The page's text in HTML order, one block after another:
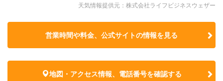
天気情報提供元：株式会社ライフビジネスウェザー
営業時間や料金、公式サイトの情報を見る
地図・アクセス情報、電話番号を確認する